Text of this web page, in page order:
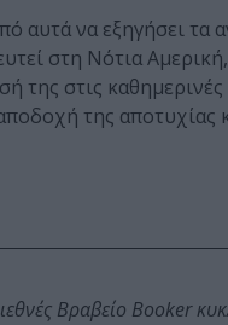
αυτά να εξηγήσει τα
στη Νότια
της στις καθημερινές
της αποτυχίας
Βραβείο Booker